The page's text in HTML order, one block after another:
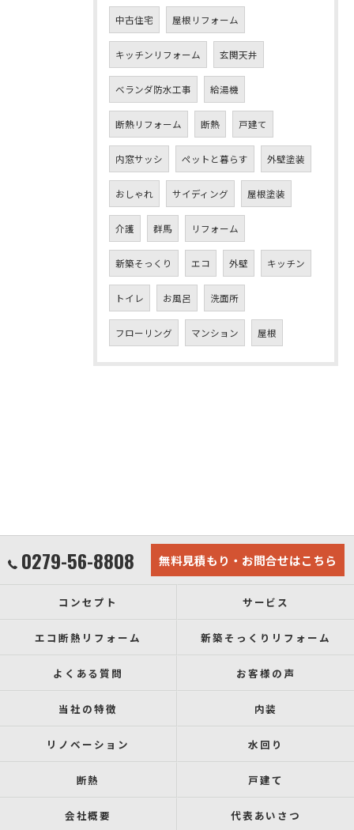
中古住宅 屋根リフォーム
キッチンリフォーム 玄関天井
ベランダ防水工事 給湯機
断熱リフォーム 断熱 戸建て
内窓サッシ ペットと暮らす 外壁塗装
おしゃれ サイディング 屋根塗装
介護 群馬 リフォーム
新築そっくり エコ 外壁 キッチン
トイレ お風呂 洗面所
フローリング マンション 屋根
0279-56-8808 無料見積もり・お問合せはこちら
コンセプト サービス
エコ断熱リフォーム 新築そっくりリフォーム
よくある質問 お客様の声
当社の特徴 内装
リノベーション 水回り
断熱 戸建て
会社概要 代表あいさつ